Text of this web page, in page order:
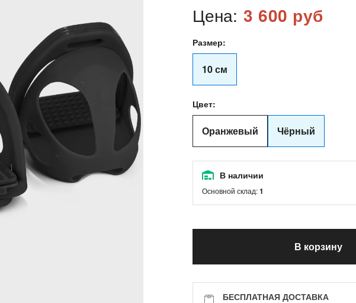
Цена: 3 600 руб
Размер:
10 см
Цвет:
Оранжевый Чёрный
В наличии
Основной склад:1
В корзину
БЕСПЛАТНАЯ ДОСТАВКА